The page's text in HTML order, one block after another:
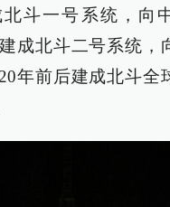
北斗一号系统，向
成北斗二号系统，
年前后建成北斗全